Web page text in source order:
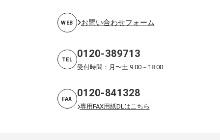
WEB お問い合わせフォーム
TEL 0120-389713
受付時間：月〜土 9:00～18:00
FAX 0120-841328
専用FAX用紙DLはこちら